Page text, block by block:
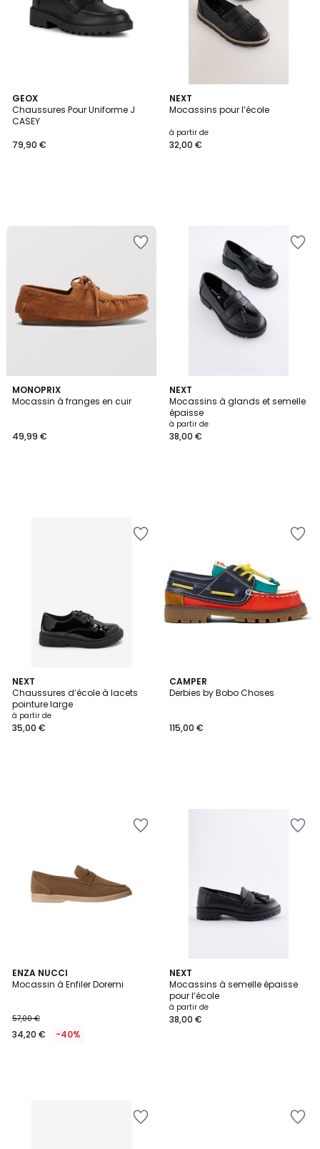
GEOX
Chaussures Pour Uniforme J
CASEY
79,90 €
NEXT
Mocassins pour l’école
à partir de
32,00 €
MONOPRIX
Mocassin à franges en cuir
49,99 €
NEXT
Mocassins à glands et semelle
épaisse
à partir de
38,00 €
NEXT
Chaussures d’école à lacets
pointure large
à partir de
35,00 €
CAMPER
Derbies by Bobo Choses
115,00 €
ENZA NUCCI
Mocassin à Enfiler Doremi
57,00 €
34,20 € -40%
NEXT
Mocassins à semelle épaisse
pour l’école
à partir de
38,00 €